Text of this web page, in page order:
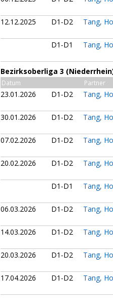
12.12.2025 D1-D2 Tang,
D1-D1 Tang,
Bezirksoberliga 3
Datum Partner
23.01.2026 D1-D2 Tang,
30.01.2026 D1-D2 Tang,
07.02.2026 D1-D2 Tang,
20.02.2026 D1-D2 Tang,
D1-D1 Tang,
06.03.2026 D1-D2 Tang,
14.03.2026 D1-D2 Tang,
20.03.2026 D1-D2 Tang,
17.04.2026 D1-D2 Tang,